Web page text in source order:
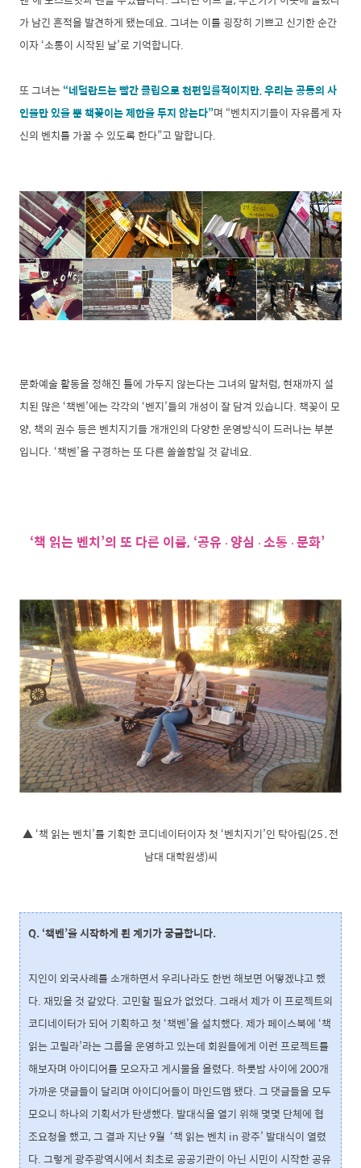
가 남긴 흔적을 발견하게 됐는데요. 그녀는 이를 굉장히 기쁘고 신기한 순간
이자 ‘소통이 시작된 날’로 기억합니다.
또 그녀는“네덜란드는 빨간 클립으로 천편일률적이지만, 우리는 공동의 사
인물만 있을 뿐 책꽂이는 제한을 두지 않는다”며 “벤치지기들이 자유롭게 자
신의 벤치를 가꿀 수 있도록 한다”고 말합니다.
문화예술 활동을 정해진 틀에 가두지 않는다는 그녀의 말처럼, 현재까지 설
치된 많은 ‘책벤’에는 각각의 ‘벤지’들의 개성이 잘 담겨 있습니다. 책꽂이 모
양, 책의 권수 등은 벤치지기들 개개인의 다양한 운영방식이 드러나는 부분
입니다. ‘책벤’을 구경하는 또 다른 쏠쏠함일 것 같네요.
‘책 읽는 벤치’의 또 다른 이름, ‘공유 ·양심 ·소통 ·문화’
▲ ‘책 읽는 벤치’를 기획한 코디네이터이자 첫 ‘벤치지기’인 탁아림(25․전
남대 대학원생)씨
Q. ‘책벤’을 시작하게 된 계기가 궁금합니다.
지인이 외국사례를 소개하면서 우리나라도 한번 해보면 어떻겠냐고 했
다. 재밌을 것 같았다. 고민할 필요가 없었다. 그래서 제가 이 프로젝트의
코디네이터가 되어 기획하고 첫 ‘책벤’을 설치했다. 제가 페이스북에 ‘책
읽는 고릴라’라는 그룹을 운영하고 있는데 회원들에게 이런 프로젝트를
해보자며 아이디어를 모으자고 게시물을 올렸다. 하룻밤 사이에 200개
가까운 댓글들이 달리며 아이디어들이 마인드맵 됐다. 그 댓글들을 모두
모으니 하나의 기획서가 탄생했다. 발대식을 열기 위해 몇몇 단체에 협
조요청을 했고, 그 결과 지난 9월 ‘책 읽는 벤치 in 광주’ 발대식이 열렸
다. 그렇게 광주광역시에서 최초로 공공기관이 아닌 시민이 시작한 공유